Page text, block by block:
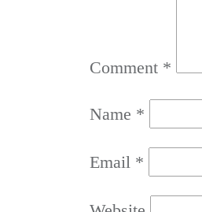
Comment *
Name *
Email *